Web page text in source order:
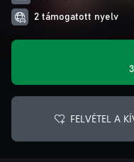
2 támogatott nyelv
FELVÉTEL A